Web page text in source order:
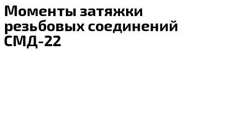
Моменты затяжки
резьбовых соединений
СМД-22